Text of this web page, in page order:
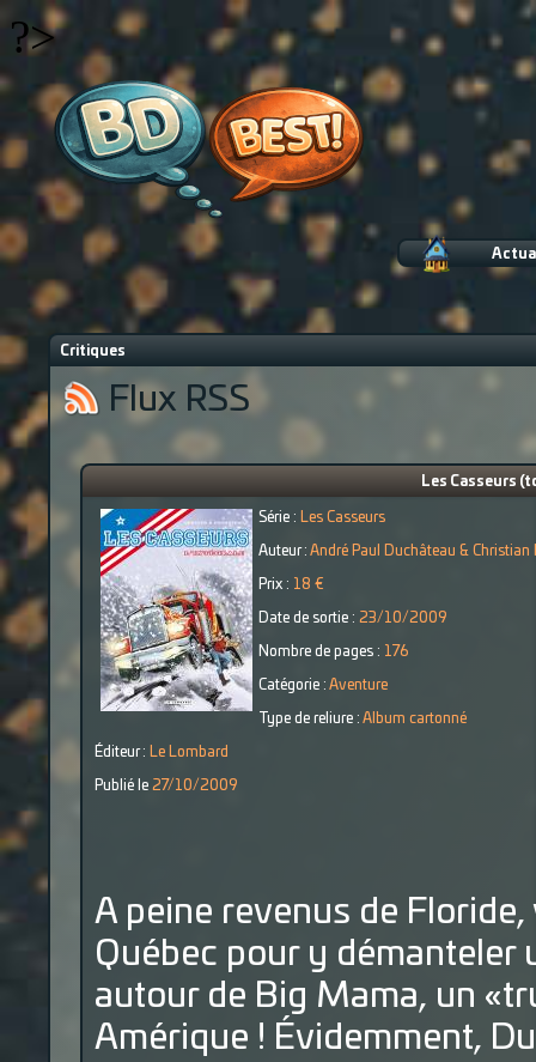
?>
Critiques
Flux RSS
Les Casseurs
Série : Les Casseurs
Auteur : André Paul Duchâteau & Christian
Prix : 18 €
Date de sortie : 23/10/2009
Nombre de pages : 176
Catégorie : Aventure
Type de reliure : Album cartonné
Éditeur : Le Lombard
Publié le 27/10/2009
A peine revenus de
Québec pour y démanteler
autour de Big Mama, un
Amérique ! Évidemment,